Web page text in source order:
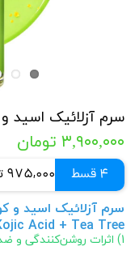
سرم آزلائیک اسید
۳,۹۰۰,۰۰۰ تومان
4 قسط 975,000 تومانی
Acid + Tea Tree
1) اثرات روشن‌کنندگی و ضدلک